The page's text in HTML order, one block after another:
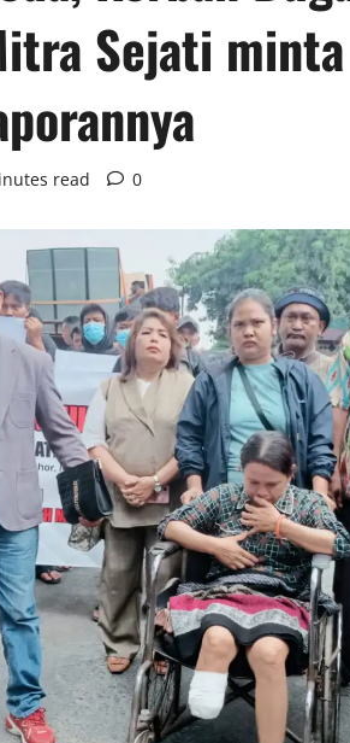
Sejati
read 0